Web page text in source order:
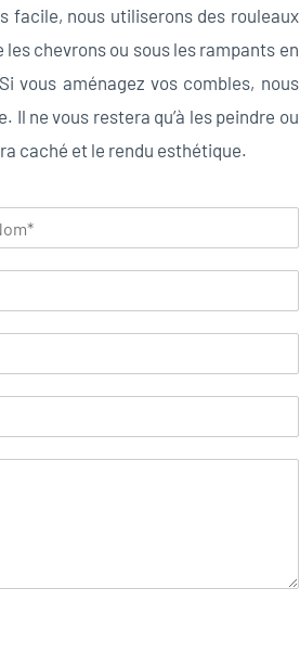
facile, nous utiliserons des rouleaux
chevrons ou sous les rampants en
vous aménagez vos combles, nous
Il ne vous restera qu’à les peindre ou
caché et le rendu esthétique.